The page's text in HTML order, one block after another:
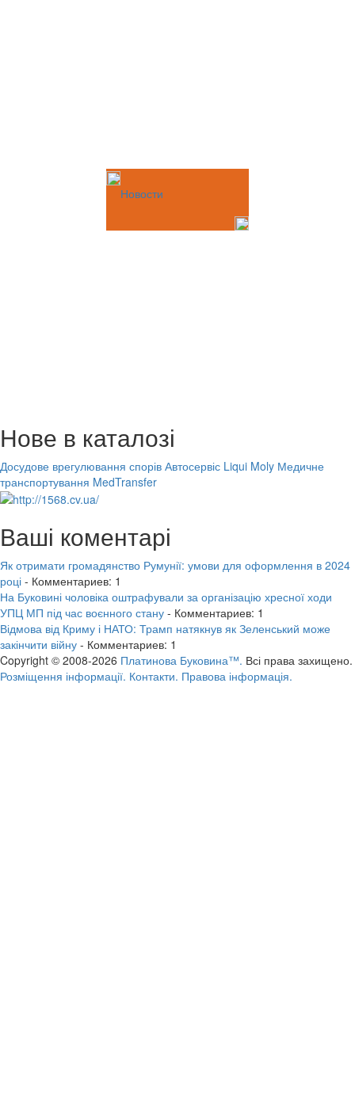
Новости
Нове в каталозі
Досудове врегулювання спорів Автосервіс Liqui Moly Медичне
транспортування MedTransfer
Ваші коментарі
Як отримати громадянство Румунії: умови для оформлення в 2024
році - Комментариев: 1
На Буковині чоловіка оштрафували за організацію хресної ходи
УПЦ МП під час воєнного стану - Комментариев: 1
Відмова від Криму і НАТО: Трамп натякнув як Зеленський може
закінчити війну - Комментариев: 1
Copyright © 2008-2026 Платинова Буковина™. Всі права захищено.
Розміщення інформації. Контакти. Правова інформація.